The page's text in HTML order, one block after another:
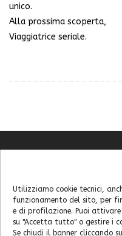
Utilizziamo cookie tecnici,
funzionamento del sito, per
e di profilazione. Puoi
su "Accetta tutto" o gestire i
Se chiudi il banner cliccando
unico.
Alla prossima scoperta,
Viaggiatrice seriale.